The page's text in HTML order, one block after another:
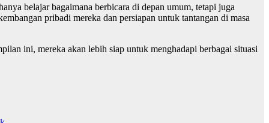
belajar bagaimana berbicara di depan umum, tetapi juga
pribadi mereka dan persiapan untuk tantangan di masa
ini, mereka akan lebih siap untuk menghadapi berbagai situasi